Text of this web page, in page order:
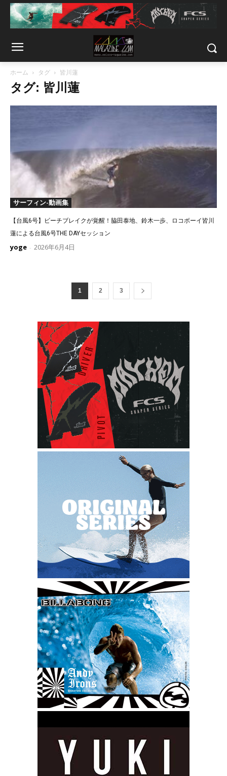
ホーム タグ 皆川蓮
タグ: 皆川蓮
サーフィン-動画集
【台風6号】ビーチブレイクが覚醒！脇田泰地、鈴木一歩、ロコボーイ皆川
蓮による台風6号THE DAYセッション
yoge - 2026年6月4日
1 2 3